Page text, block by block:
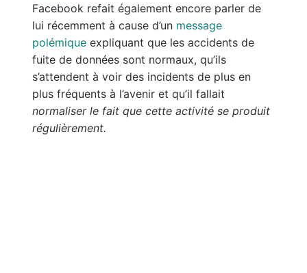
Facebook refait également encore parler de
lui récemment à cause d’un message
polémiqueexpliquant que les accidents de
fuite de données sont normaux, qu’ils
s’attendent à voir des incidents de plus en
plus fréquents à l’avenir et qu’il fallait
normaliser le fait que cette activité se produit
régulièrement.